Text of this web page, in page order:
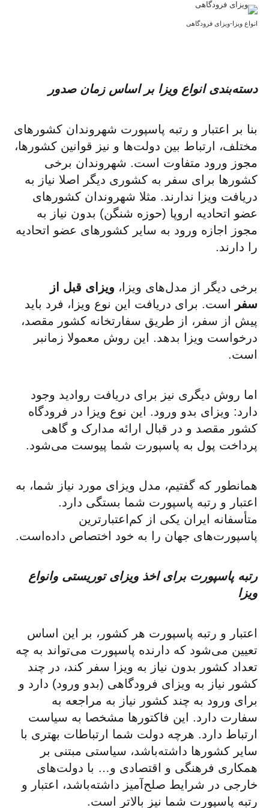
انواع ویزا-ویزای فرودگاهی
دسته‌بندی انواع ویزا بر اساس زمان صدور
بنا بر اعتبار و رتبه پاسپورت‌ شهروندان کشورهای
مختلف، ارتباط بین دولت‌ها و نیز قوانین کشورها،
مجوز ورود متفاوت است. شهروندان برخی
کشورها برای سفر به کشوری دیگر اصلا نیاز به
دریافت ویزا ندارند. مثلا شهروندان کشورهای
عضو اتحادیه اروپا (حوزه شنگن) بدون نیاز به
مجوز اجازه ورود به سایر کشورهای عضو اتحادیه
را دارند.
برخی دیگر از مدل‌های ویزا، ویزای قبل از
سفر
است. برای دریافت این نوع ویزا، فرد باید
پیش از سفر، از طریق سفارتخانه‌ کشور مقصد،
درخواست ویزا بدهد. این روش معمولا زمانبر
است.
اما روش دیگری نیز برای دریافت روادید وجود
دارد: ویزای بدو ورود. این نوع ویزا در فرودگاه
کشور مقصد و در قبال ارائه مدارک و گاهی
پرداخت پول به پاسپورت شما پیوست می‌شود.
همانطور که گفتیم، مدل ویزای مورد نیاز شما، به
اعتبار و رتبه پاسپورت شما بستگی دارد.
متأسفانه ایران یکی از کم‌اعتبارترین
پاسپورت‌های جهان را به خود اختصاص داده‌است.
رتبه پاسپورت برای اخذ ویزای توریستی وانواع
ویزا
اعتبار و رتبه پاسپورت هر کشور، بر این اساس
تعیین می‌شود که دارنده پاسپورت می‌تواند به چه
تعداد کشور بدون نیاز به ویزا سفر کند، در چند
کشور نیاز به ویزای فرودگاهی (بدو ورود) دارد و
برای ورود به چند کشور نیاز به مراجعه به
سفارت دارد. این فاکتورها مشخصا به سیاست
ارتباط دارد. هرچه دولت شما ارتباطات بهتری با
سایر کشورها داشته‌باشد، سیاستی مبتنی بر
همکاری فرهنگی و اقتصادی و… با دولت‌های
خارجی در شرایط صلح‌آمیز داشته‌باشد، اعتبار و
رتبه پاسپورت شما نیز بالاتر است.